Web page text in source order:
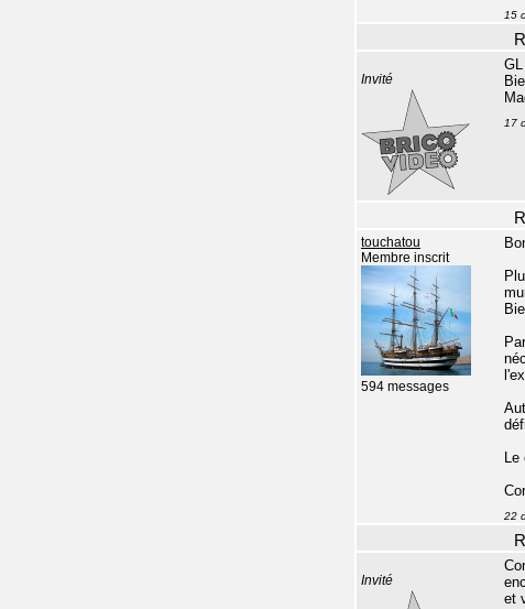
15
Invité
17
touchatou
Membre inscrit
594 messages
Le
22
Invité
et